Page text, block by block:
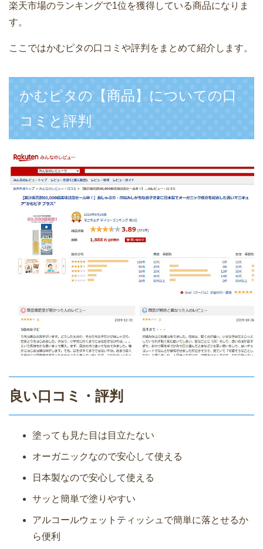
楽天市場のランキングで1位を獲得している商品になりま
す。
ここではかむピタの口コミや評判をまとめて紹介します。
かむピタの【商品】についての口
コミと評判
良い口コミ・評判
塗っても見た目は目立たない
オーガニックなので安心して使える
日本製なので安心して使える
サッと簡単で塗りやすい
アルコールウェットティッシュで簡単に落とせるか
ら便利